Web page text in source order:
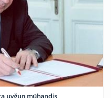
uyğun mühəndis